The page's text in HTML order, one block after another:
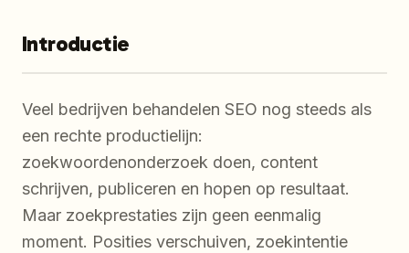
Introductie
Veel bedrijven behandelen SEO nog steeds als
een rechte productielijn:
zoekwoordenonderzoek doen, content
schrijven, publiceren en hopen op resultaat.
Maar zoekprestaties zijn geen eenmalig
moment. Posities verschuiven, zoekintentie